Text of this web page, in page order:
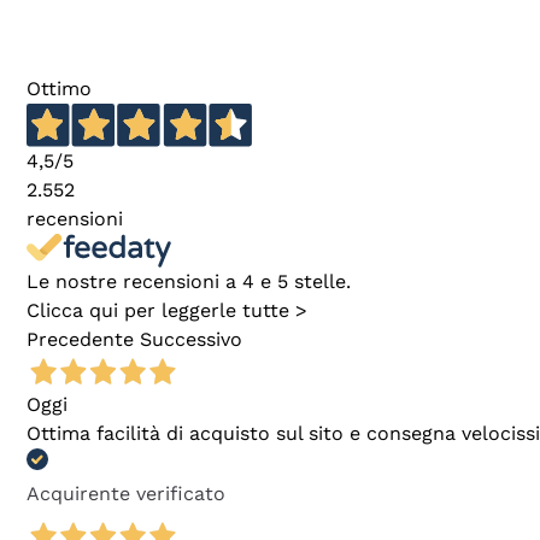
Ottimo
4,5/5
2.552
recensioni
Le nostre recensioni a 4 e 5 stelle.
Clicca qui per leggerle tutte >
Precedente Successivo
Oggi
Ottima facilità di acquisto sul sito e consegna
Acquirente verificato